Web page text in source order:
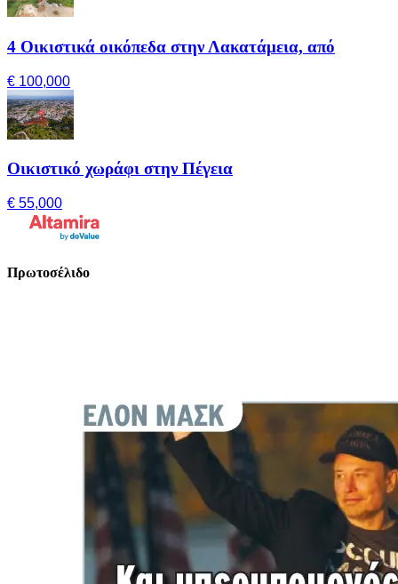
4 Οικιστικά οικόπεδα στην Λακατάμεια, από
€ 100,000
Οικιστικό χωράφι στην Πέγεια
€ 55,000
Πρωτοσέλιδο